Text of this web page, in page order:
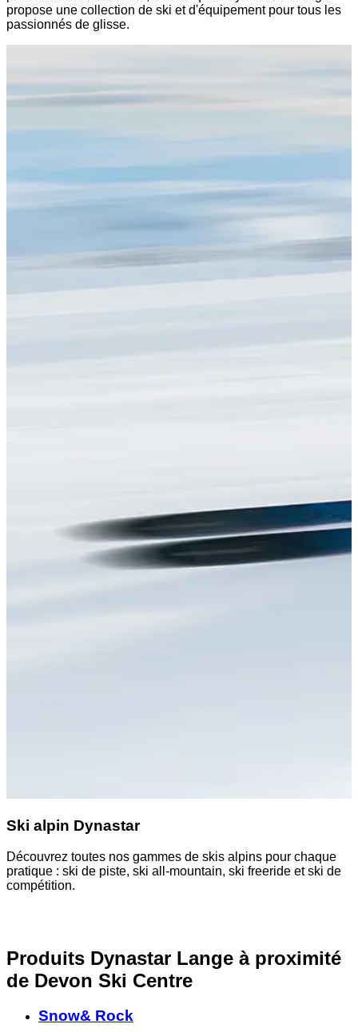
propose une collection de ski et d'équipement pour tous les
passionnés de glisse.
Ski alpin Dynastar
Découvrez toutes nos gammes de skis alpins pour chaque
pratique : ski de piste, ski all-mountain, ski freeride et ski de
compétition.
Produits Dynastar Lange à proximité
de Devon Ski Centre
Snow& Rock